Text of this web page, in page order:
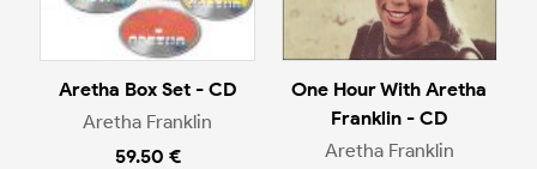
Aretha Box Set - CD
Aretha Franklin
59.50 €
One Hour With Aretha
Franklin - CD
Aretha Franklin